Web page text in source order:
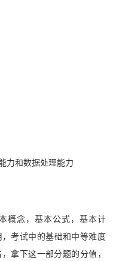
力和数据处理能力
概念，基本公式，基本计
考试中的基础和中等难度
拿下这一部分题的分值，